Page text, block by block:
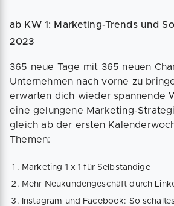
ab KW 1: Marketing-Trends und
2023
365 neue Tage mit 365 neuen
Unternehmen nach vorne zu
erwarten dich wieder spannende
eine gelungene Marketing-
gleich ab der ersten
Themen:
Marketing 1 x 1 für Selbständige
Mehr Neukundengeschäft durch
Instagram und Facebook: So